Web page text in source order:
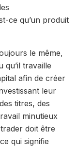
ce qu’un produit
le même,
qu’il travaille
afin de créer
leur
titres, des
minutieux
doit être
qui signifie